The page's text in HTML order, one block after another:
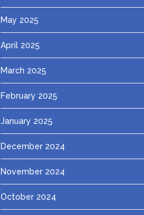
May 2025
April 2025
March 2025
February 2025
January 2025
December 2024
November 2024
October 2024